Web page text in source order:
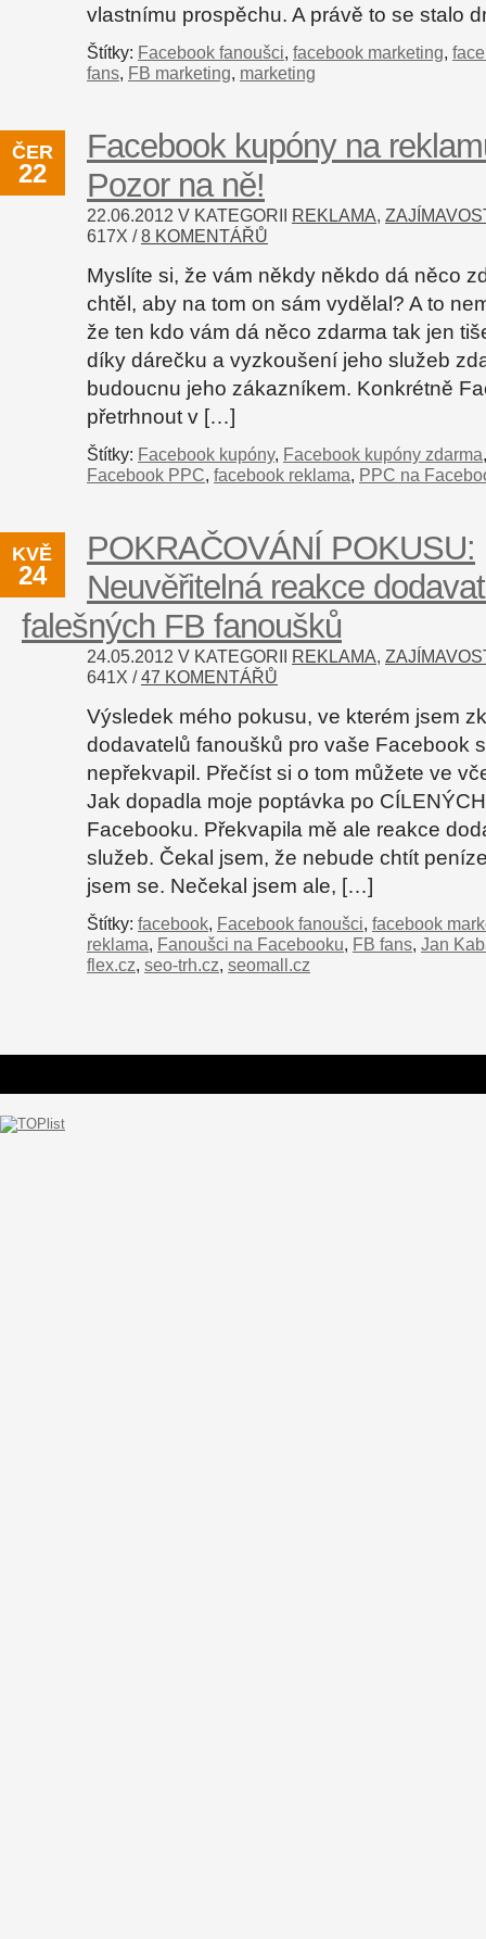
vlastnímu prospěchu. A právě to se stalo
Štítky: Facebook fanoušci, facebook marketing,
fans, FB marketing, marketing
ČER
22
Facebook kupóny na
Pozor na ně!
22.06.2012 V KATEGORII REKLAMA,
617X /8 KOMENTÁŘŮ
Myslíte si, že vám někdy někdo dá něco
chtěl, aby na tom on sám vydělal? A to
že ten kdo vám dá něco zdarma tak jen
díky dárečku a vyzkoušení jeho služeb
budoucnu jeho zákazníkem. Konkrétně
přetrhnout v […]
Štítky: Facebook kupóny, Facebook kupóny zdarma
Facebook PPC, facebook reklama, PPC na
KVĚ
24
POKRAČOVÁNÍ POKUSU:
Neuvěřitelná reakce
falešných FB fanoušků
24.05.2012 V KATEGORII REKLAMA,
641X /47 KOMENTÁŘŮ
Výsledek mého pokusu, ve kterém jsem
dodavatelů fanoušků pro vaše Facebook
nepřekvapil. Přečíst si o tom můžete ve
Jak dopadla moje poptávka po
Facebooku. Překvapila mě ale reakce
služeb. Čekal jsem, že nebude chtít
jsem se. Nečekal jsem ale, […]
Štítky: facebook, Facebook fanoušci, facebook
reklama, Fanoušci na Facebooku, FB fans, Jan
flex.cz, seo-trh.cz, seomall.cz